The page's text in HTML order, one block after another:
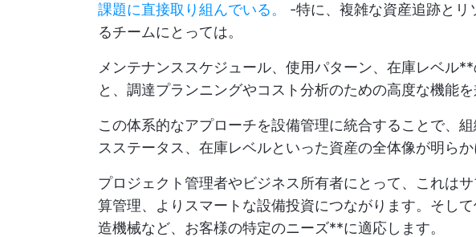
課題に直接取り組んでいる。
-特に、複雑な資産追跡とリ
るチームにとっては。
メンテナンススケジュール、使用パターン、在庫レベル
と、調達プランニングやコスト分析のための高度な機能を
この体系的なアプローチを設備管理に統合することで、
スステータス、在庫レベルといった資産の全体像が明らか
プロジェクト管理者やビジネス所有者にとって、これは
算管理、よりスマートな設備投資につながります。そし
造機械など、お客様の特定のニーズ**に適応します。